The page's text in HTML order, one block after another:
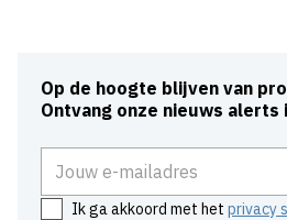
Op de hoogte blijven van
Ontvang onze nieuws alerts
Ik ga akkoord met hetprivacy